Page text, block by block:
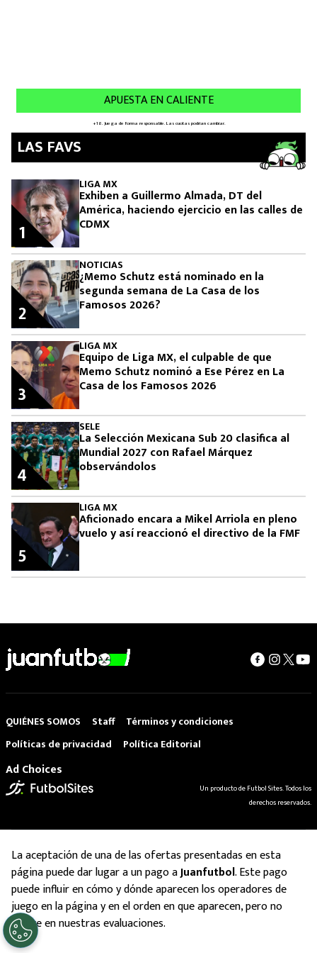
LAS FAVS
LIGA MX
Exhiben a Guillermo Almada, DT del
América, haciendo ejercicio en las calles de
CDMX
1
NOTICIAS
¿Memo Schutz está nominado en la
segunda semana de La Casa de los
Famosos 2026?
2
LIGA MX
Equipo de Liga MX, el culpable de que
Memo Schutz nominó a Ese Pérez en La
Casa de los Famosos 2026
3
SELE
La Selección Mexicana Sub 20 clasifica al
Mundial 2027 con Rafael Márquez
observándolos
4
LIGA MX
Aficionado encara a Mikel Arriola en pleno
vuelo y así reaccionó el directivo de la FMF
5
QUIÉNES SOMOS Staff
Términos y condiciones
Políticas de privacidad
Política Editorial
Ad Choices
Un producto de Futbol Sites. Todos los
derechos reservados.
La aceptación de una de las ofertas presentadas en esta
página puede dar lugar a un pago aJuanfutbol. Este pago
puede influir en cómo y dónde aparecen los operadores de
juego en la página y en el orden en que aparecen, pero no
influye en nuestras evaluaciones.